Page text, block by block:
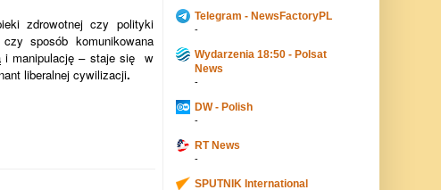
zdrowotnej czy polityki
sposób komunikowana
i manipulację – staje się w
liberalnej cywilizacji.
Telegram - NewsFactoryPL
-
Wydarzenia 18:50 - Polsat
News
-
DW - Polish
-
RT News
-
SPUTNIK International